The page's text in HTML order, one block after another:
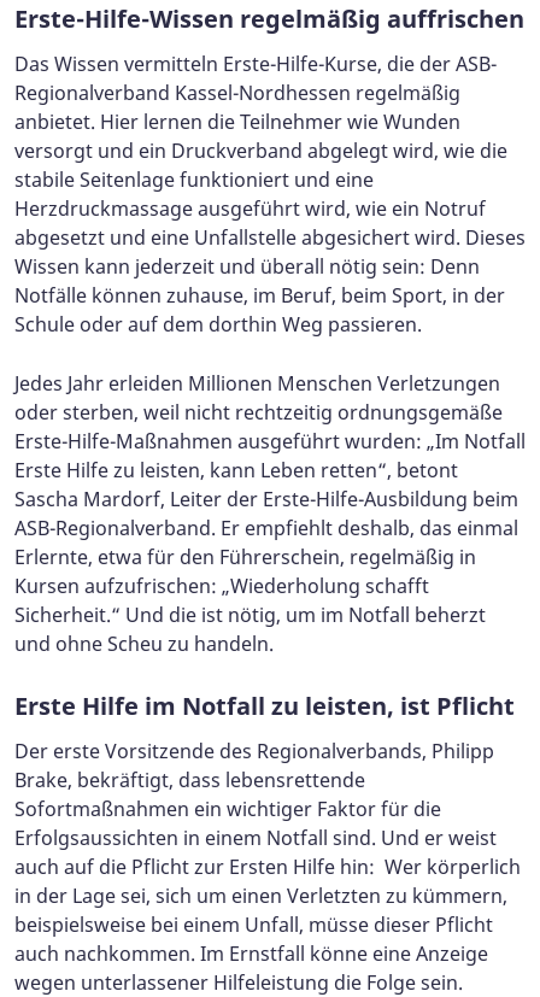
Erste-Hilfe-Wissen regelmäßig auffrischen
Das Wissen vermitteln Erste-Hilfe-Kurse, die der ASB-
Regionalverband Kassel-Nordhessen regelmäßig
anbietet. Hier lernen die Teilnehmer wie Wunden
versorgt und ein Druckverband abgelegt wird, wie die
stabile Seitenlage funktioniert und eine
Herzdruckmassage ausgeführt wird, wie ein Notruf
abgesetzt und eine Unfallstelle abgesichert wird. Dieses
Wissen kann jederzeit und überall nötig sein: Denn
Notfälle können zuhause, im Beruf, beim Sport, in der
Schule oder auf dem dorthin Weg passieren.
Jedes Jahr erleiden Millionen Menschen Verletzungen
oder sterben, weil nicht rechtzeitig ordnungsgemäße
Erste-Hilfe-Maßnahmen ausgeführt wurden: „Im Notfall
Erste Hilfe zu leisten, kann Leben retten“, betont
Sascha Mardorf, Leiter der Erste-Hilfe-Ausbildung beim
ASB-Regionalverband. Er empfiehlt deshalb, das einmal
Erlernte, etwa für den Führerschein, regelmäßig in
Kursen aufzufrischen: „Wiederholung schafft
Sicherheit.“ Und die ist nötig, um im Notfall beherzt
und ohne Scheu zu handeln.
Erste Hilfe im Notfall zu leisten, ist Pflicht
Der erste Vorsitzende des Regionalverbands, Philipp
Brake, bekräftigt, dass lebensrettende
Sofortmaßnahmen ein wichtiger Faktor für die
Erfolgsaussichten in einem Notfall sind. Und er weist
auch auf die Pflicht zur Ersten Hilfe hin: Wer körperlich
in der Lage sei, sich um einen Verletzten zu kümmern,
beispielsweise bei einem Unfall, müsse dieser Pflicht
auch nachkommen. Im Ernstfall könne eine Anzeige
wegen unterlassener Hilfeleistung die Folge sein.